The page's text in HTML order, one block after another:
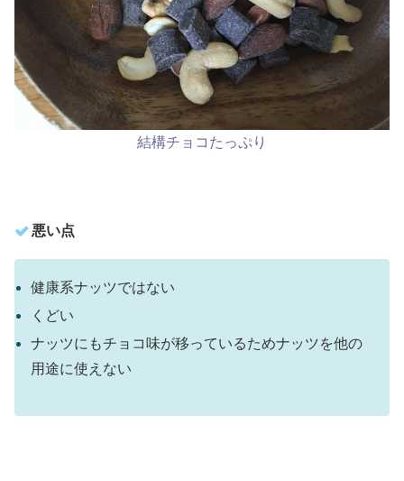
結構チョコたっぷり
悪い点
健康系ナッツではない
くどい
ナッツにもチョコ味が移っているためナッツを他の
用途に使えない